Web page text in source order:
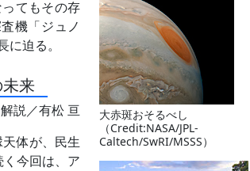
てもその存
機「ジュノ
迫る。
来
解説／有松 亘
体が、民生
く今回は、ア
大赤斑おそるべし
（Credit:NASA/JPL-
Caltech/SwRI/MSSS）